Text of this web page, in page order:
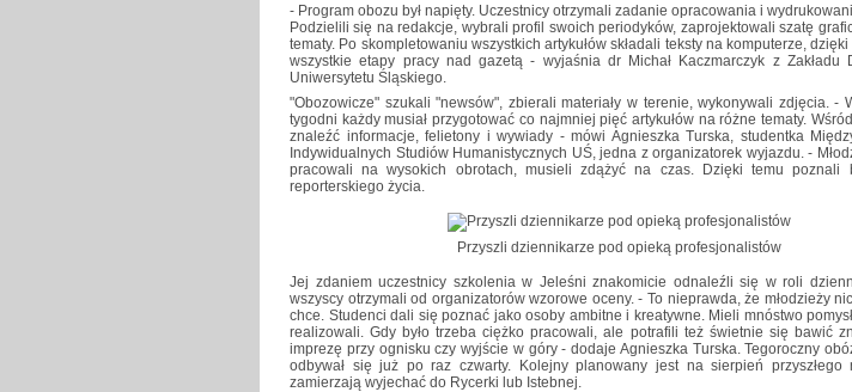
- Program obozu był napięty. Uczestnicy otrzymali zadanie opracowania i
Podzielili się na redakcje, wybrali profil swoich periodyków, zaprojektowali szatę
tematy. Po skompletowaniu wszystkich artykułów składali teksty na komputerze,
wszystkie etapy pracy nad gazetą - wyjaśnia dr Michał Kaczmarczyk z Zakładu
Uniwersytetu Śląskiego.
"Obozowicze" szukali "newsów", zbierali materiały w terenie, wykonywali zdjęcia. -
tygodni każdy musiał przygotować co najmniej pięć artykułów na różne tematy.
znaleźć informacje, felietony i wywiady - mówi Agnieszka Turska, studentka
Indywidualnych Studiów Humanistycznych UŚ, jedna z organizatorek wyjazdu. -
pracowali na wysokich obrotach, musieli zdążyć na czas. Dzięki temu poznali
reporterskiego życia.
Przyszli dziennikarze pod opieką profesjonalistów
Jej zdaniem uczestnicy szkolenia w Jeleśni znakomicie odnaleźli się w roli
wszyscy otrzymali od organizatorów wzorowe oceny. - To nieprawda, że młodzieży
chce. Studenci dali się poznać jako osoby ambitne i kreatywne. Mieli mnóstwo
realizowali. Gdy było trzeba ciężko pracowali, ale potrafili też świetnie się bawić
imprezę przy ognisku czy wyjście w góry - dodaje Agnieszka Turska. Tegoroczny
odbywał się już po raz czwarty. Kolejny planowany jest na sierpień przyszłego
zamierzają wyjechać do Rycerki lub Istebnej.